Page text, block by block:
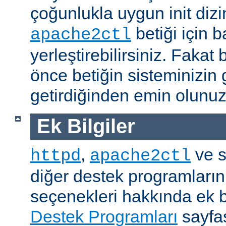
çoğunlukla uygun init
apache2ctl betiği için
yerleştirebilirsiniz. Fakat
önce betiğin sisteminizin
getirdiğinden emin
Ek Bilgiler
httpd, apache2ctl ve
diğer destek
seçenekleri hakkında ek
Destek Programları